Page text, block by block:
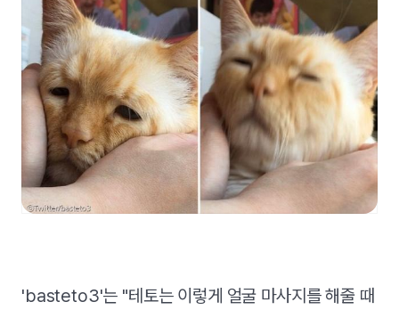
'basteto3'는 "테토는 이렇게 얼굴 마사지를 해줄 때